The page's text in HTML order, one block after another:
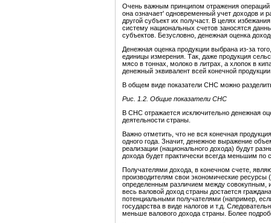
Очень важным принципом отражения операций
она означает' одновременный учет доходов и
другой субъект их получаст. В целях
систему национальных счетов заносятся
субъектов. Безусловно, денежная оценка
Денежная оценка продукции выбрана из-за
единицы измерения. Так, даже продукция
мясо в тоннах, молоко в литрах, а хлопок в
денежный эквивалент всей конечной
В общем виде показатели СНС можно
Рис. 1.2. Общие показатели СНС
В СНС отражается исключительно денежная
деятельности страны.
Важно отметить, что не вся конечная
одного года. Значит, денежное выражение
реализации (национального дохода) будут
дохода будет практически всегда меньшим
Получателями дохода, в конечном счете,
производителям свои экономические
определенным различием между совокупным,
весь валовой доход страны достается
потенциальными получателями (например,
государства в виде налогов и т.д.
меньше валового дохода страны. Более